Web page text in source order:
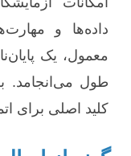
داده‌ها و
طول می‌انجامد.
کلید اصلی برای